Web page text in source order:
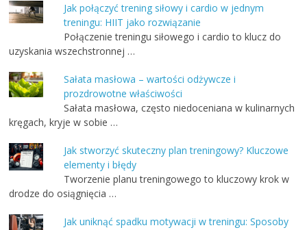
Jak połączyć trening siłowy i cardio w jednym
treningu: HIIT jako rozwiązanie
Połączenie treningu siłowego i cardio to klucz do
uzyskania wszechstronnej …
Sałata masłowa – wartości odżywcze i
prozdrowotne właściwości
Sałata masłowa, często niedoceniana w kulinarnych
kręgach, kryje w sobie …
Jak stworzyć skuteczny plan treningowy? Kluczowe
elementy i błędy
Tworzenie planu treningowego to kluczowy krok w
drodze do osiągnięcia …
Jak uniknąć spadku motywacji w treningu: Sposoby